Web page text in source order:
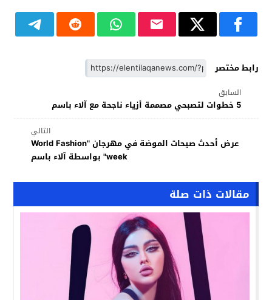
رابط مختصر
السابق
5 خطوات لتصبحي مصممة أزياء ناجحة مع آلاء باسم
التالي
عرض أحدث صيحات الموضة في مهرجان "World Fashion
week" بواسطة آلاء باسم
مقالات ذات صلة